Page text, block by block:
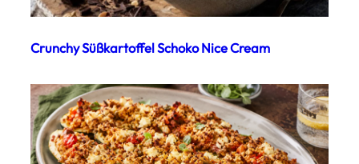
Crunchy Süßkartoffel Schoko Nice Cream